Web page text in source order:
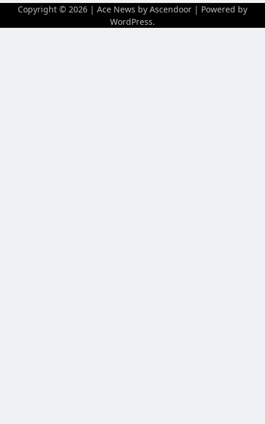
Copyright © 2026 | Ace News by Ascendoor | Powered by
WordPress.